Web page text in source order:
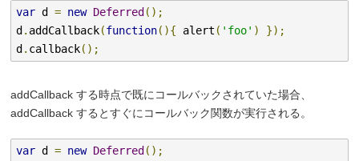
var d = new Deferred ();
d . addCallback(function(){ alert ( 'foo' )
});
d . callback();
addCallback する時点で既にコールバックされていた場合、
addCallback するとすぐにコールバック関数が実行される。
var d = new Deferred();